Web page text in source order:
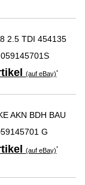
2.5 TDI 454135
(auf eBay)*
AKN BDH BAU
G
(auf eBay)*